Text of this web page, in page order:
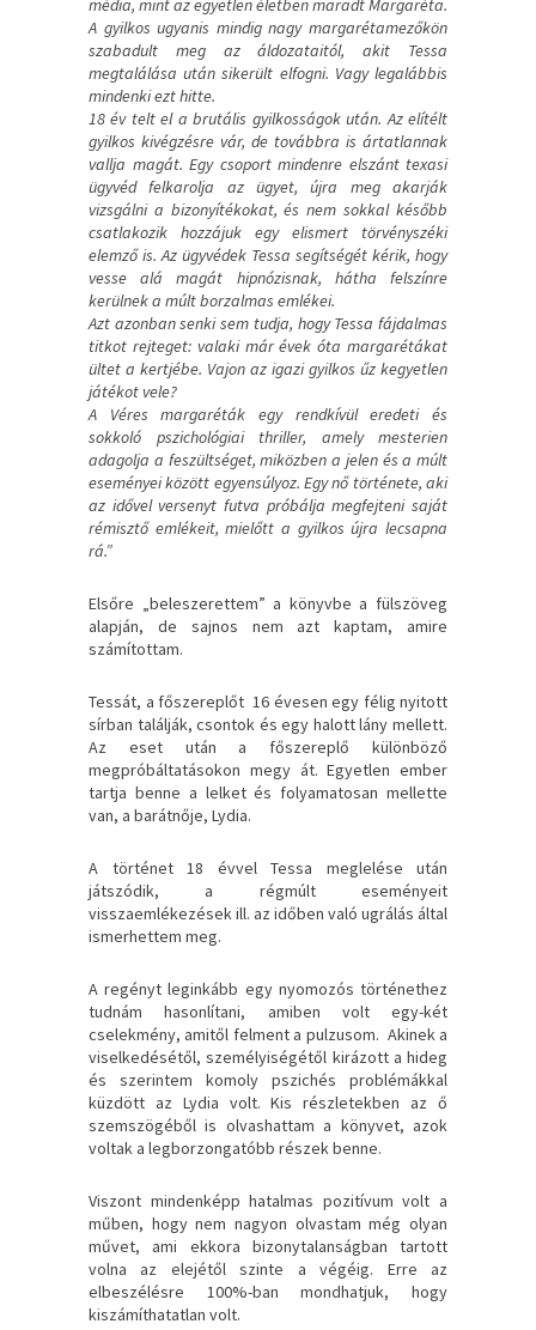
média, mint az egyetlen életben maradt Margaréta.
A gyilkos ugyanis mindig nagy margarétamezőkön
szabadult meg az áldozataitól, akit Tessa
megtalálása után sikerült elfogni. Vagy legalábbis
mindenki ezt hitte.
18 év telt el a brutális gyilkosságok után. Az elítélt
gyilkos kivégzésre vár, de továbbra is ártatlannak
vallja magát. Egy csoport mindenre elszánt texasi
ügyvéd felkarolja az ügyet, újra meg akarják
vizsgálni a bizonyítékokat, és nem sokkal később
csatlakozik hozzájuk egy elismert törvényszéki
elemző is. Az ügyvédek Tessa segítségét kérik, hogy
vesse alá magát hipnózisnak, hátha felszínre
kerülnek a múlt borzalmas emlékei.
Azt azonban senki sem tudja, hogy Tessa fájdalmas
titkot rejteget: valaki már évek óta margarétákat
ültet a kertjébe. Vajon az igazi gyilkos űz kegyetlen
játékot vele?
A Véres margaréták egy rendkívül eredeti és
sokkoló pszichológiai thriller, amely mesterien
adagolja a feszültséget, miközben a jelen és a múlt
eseményei között egyensúlyoz. Egy nő története, aki
az idővel versenyt futva próbálja megfejteni saját
rémisztő emlékeit, mielőtt a gyilkos újra lecsapna
rá.”
Elsőre „beleszerettem” a könyvbe a fülszöveg
alapján, de sajnos nem azt kaptam, amire
számítottam.
Tessát, a főszereplőt 16 évesen egy félig nyitott
sírban találják, csontok és egy halott lány mellett.
Az eset után a főszereplő különböző
megpróbáltatásokon megy át. Egyetlen ember
tartja benne a lelket és folyamatosan mellette
van, a barátnője, Lydia.
A történet 18 évvel Tessa meglelése után
játszódik, a régmúlt eseményeit
visszaemlékezések ill. az időben való ugrálás által
ismerhettem meg.
A regényt leginkább egy nyomozós történethez
tudnám hasonlítani, amiben volt egy-két
cselekmény, amitől felment a pulzusom. Akinek a
viselkedésétől, személyiségétől kirázott a hideg
és szerintem komoly pszichés problémákkal
küzdött az Lydia volt. Kis részletekben az ő
szemszögéből is olvashattam a könyvet, azok
voltak a legborzongatóbb részek benne.
Viszont mindenképp hatalmas pozitívum volt a
műben, hogy nem nagyon olvastam még olyan
művet, ami ekkora bizonytalanságban tartott
volna az elejétől szinte a végéig. Erre az
elbeszélésre 100%-ban mondhatjuk, hogy
kiszámíthatatlan volt.